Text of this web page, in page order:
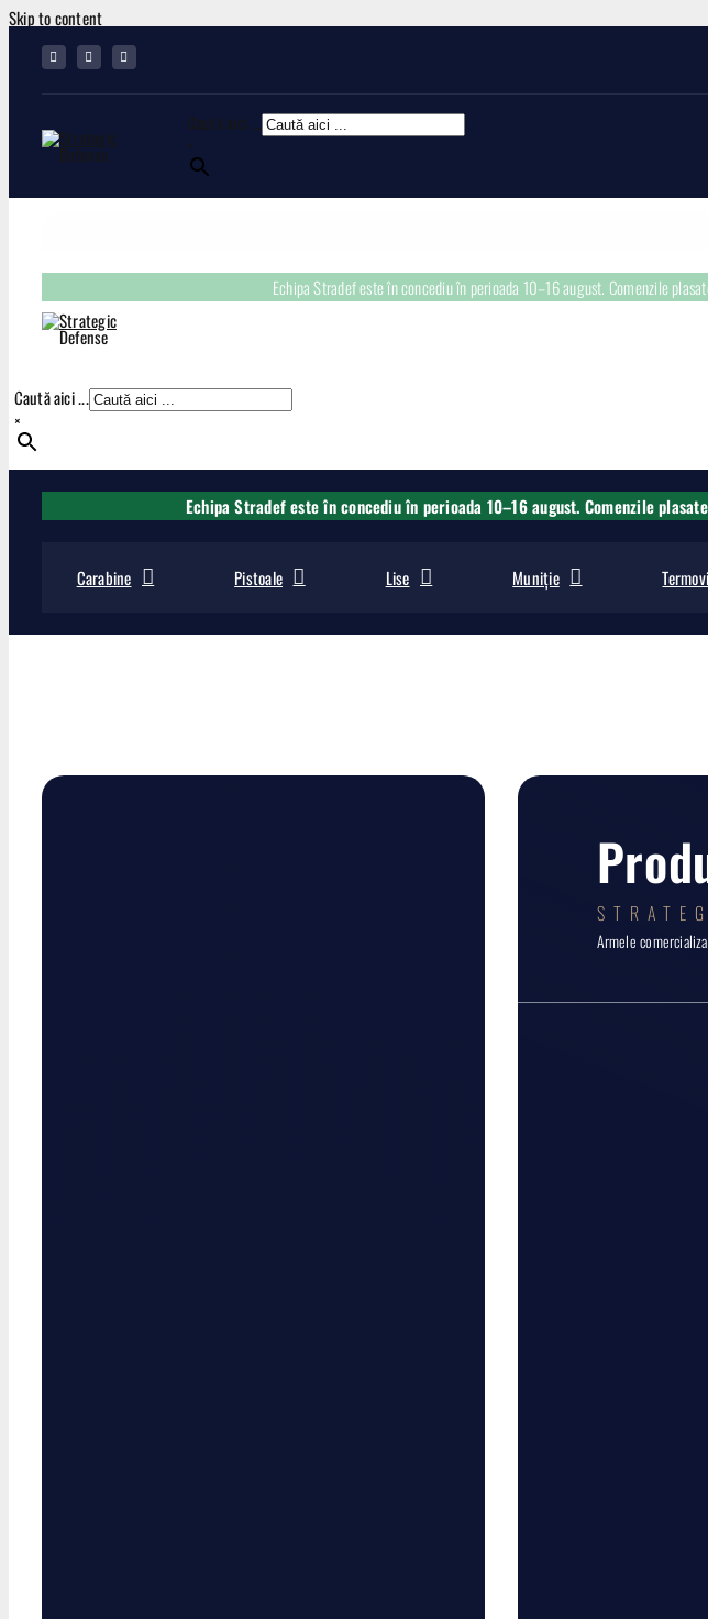
Skip to content
Caută aici ...
×
Echipa Stradef este în concediu în perioada 10–16 august. Comenzile
Caută aici ...
×
Echipa Stradef este în concediu în perioada 10–16 august. Comenzile
Carabine Pistoale Lise Muniție
Armele